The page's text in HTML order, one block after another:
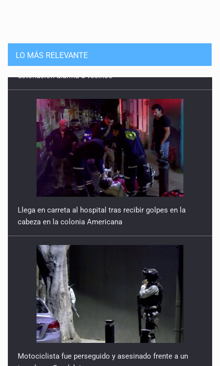
LO MÁS RELEVANTE
Llega en carreta al hospital tras recibir golpes en la
cabeza en la colonia Americana
Motociclista fue perseguido y asesinado frente a un
templo en Guadalajara